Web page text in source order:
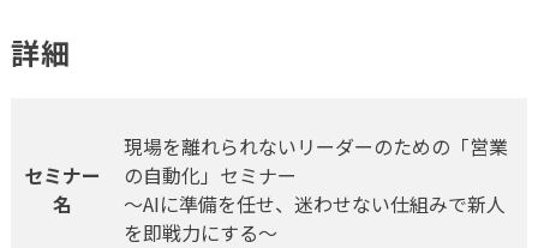
詳細
セミナー
名
現場を離れられないリーダーのための「営業
の自動化」セミナー
〜AIに準備を任せ、迷わせない仕組みで新人
を即戦力にする〜